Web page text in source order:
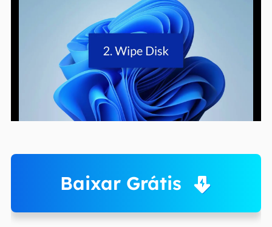
Baixar Grátis